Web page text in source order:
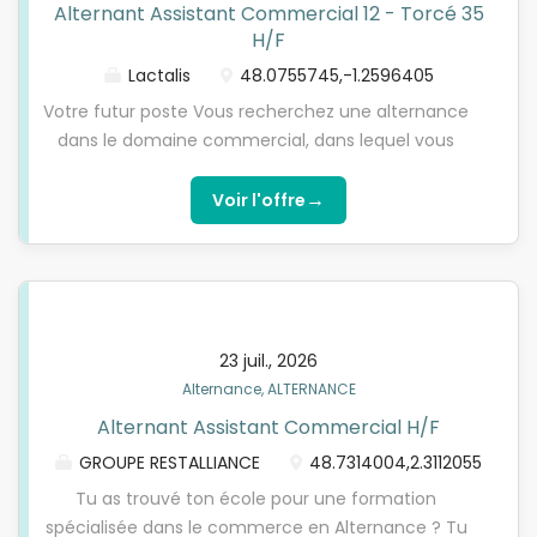
Alternant Assistant Commercial 12 - Torcé 35
H/F
Lactalis
48.0755745,-1.2596405
Votre futur poste Vous recherchez une alternance
dans le domaine commercial, dans lequel vous
l'autonomie? Vous souhaitez acquérir
progressivement des compétences pour préparer
votre #LactalisExperience à Torcé (35- Proximité
commercialisation et la promotion de produits de
nutrition clinique, infantile et sportive à marques
DELICAL, PICOT, APURNA, et rejoignez une équipe de
7 collaborateurs passionnés et experts dans leur
domaine qui vous accompagneront au quotidien !
Intégré au Service Commercial Siège et en
Voir l'offre →
23 juil., 2026
Alternance, ALTERNANCE
Alternant Assistant Commercial H/F
GROUPE RESTALLIANCE
48.7314004,2.3112055
Tu as trouvé ton école pour une formation
spécialisée dans le commerce en Alternance ? Tu